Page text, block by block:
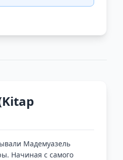
Мадемуазель
Начиная с самого